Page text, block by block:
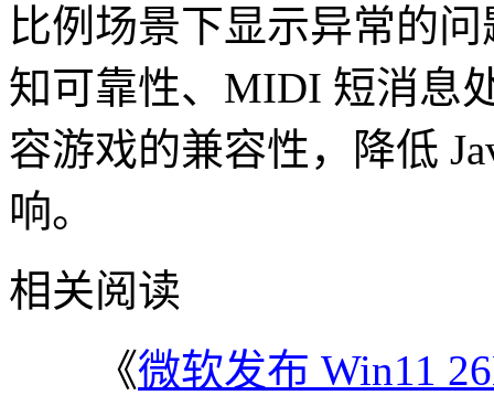
比例场景下显示异常的
知可靠性、MIDI 短消息
容游戏的兼容性，降低
响。
相关阅读
《微软发布 Win11